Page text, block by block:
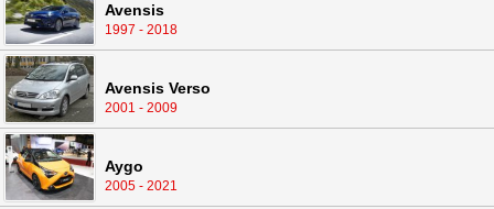
Avensis
1997 - 2018
Avensis Verso
2001 - 2009
Aygo
2005 - 2021